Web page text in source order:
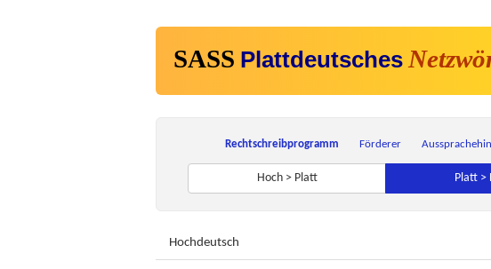
SASS Plattdeutsches
Rechtschreibprogramm Förderer
Hoch > Platt Platt >
Hochdeutsch